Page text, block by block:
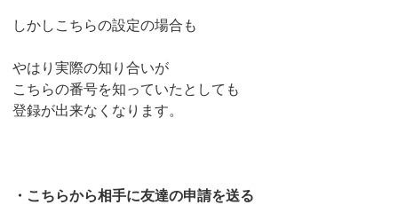
しかしこちらの設定の場合も
やはり実際の知り合いが
こちらの番号を知っていたとしても
登録が出来なくなります。
・こちらから相手に友達の申請を送る